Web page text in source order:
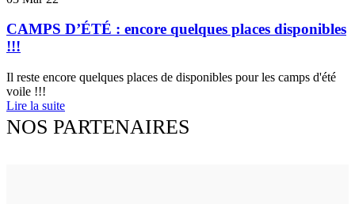
CAMPS D’ÉTÉ : encore quelques places disponibles
!!!
Il reste encore quelques places de disponibles pour les camps d'été
voile !!!
Lire la suite
NOS PARTENAIRES